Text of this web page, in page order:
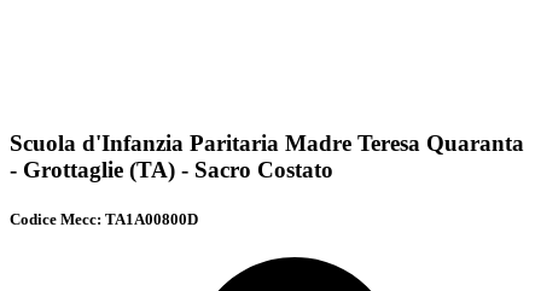
Scuola d'Infanzia Paritaria Madre Teresa Quaranta
- Grottaglie (TA) - Sacro Costato
Codice Mecc: TA1A00800D